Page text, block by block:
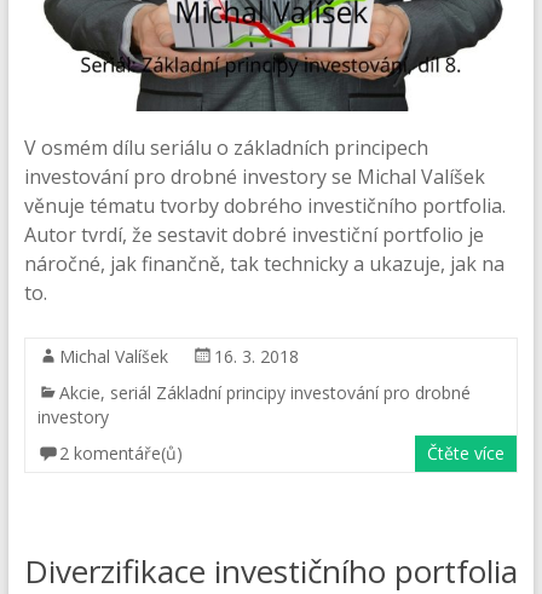
V osmém dílu seriálu o základních principech
investování pro drobné investory se Michal Valíšek
věnuje tématu tvorby dobrého investičního portfolia.
Autor tvrdí, že sestavit dobré investiční portfolio je
náročné, jak finančně, tak technicky a ukazuje, jak na
to.
Michal Valíšek
16. 3. 2018
Akcie, seriál Základní principy investování pro drobné
investory
2 komentáře(ů)
Čtěte více
Diverzifikace investičního portfolia